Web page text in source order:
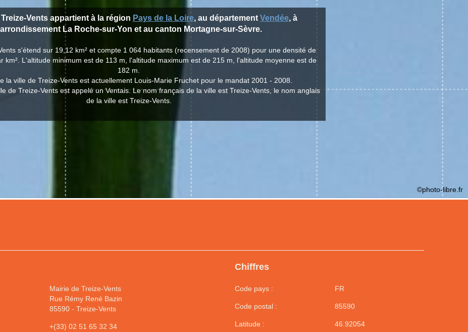
Mairie de Treize-Vents
Rue Rémy René Bazin
85590- Treize-Vents
+(33) 02 51 65 32 34
Chiffres
Code pays : FR
Code postal : 85590
Latitude : 46.92054
Vents appartient à la région Pays de la Loire, au département Vendée, à
La Roche-sur-Yon et au canton Mortagne-sur-Sèvre.
s'étend sur 19,12 km² et compte 1 064 habitants (recensement de 2008) pour une densité de
km². L'altitude minimum est de 113 m, l'altitude maximum est de 215 m, l'altitude moyenne est de
182 m.
la ville de Treize-Vents est actuellement Louis-Marie Fruchet pour le mandat 2001 - 2008.
de Treize-Vents est appelé un Ventais. Le nom français de la ville est Treize-Vents, le nom anglais
de la ville est Treize-Vents.
©photo-libre.fr